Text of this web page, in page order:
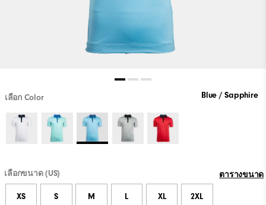
เลือก Color Blue / Sapphire
เลือกขนาด (US) ตารางขนาด
XS S M L XL 2XL